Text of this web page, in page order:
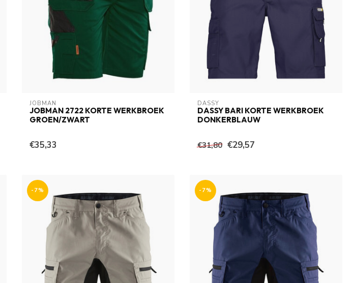
JOBMAN
JOBMAN 2722 KORTE WERKBROEK
GROEN/ZWART
€35,33
DASSY
DASSY BARI KORTE WERKBROEK
DONKERBLAUW
€31,80 €29,57
-7% -7%